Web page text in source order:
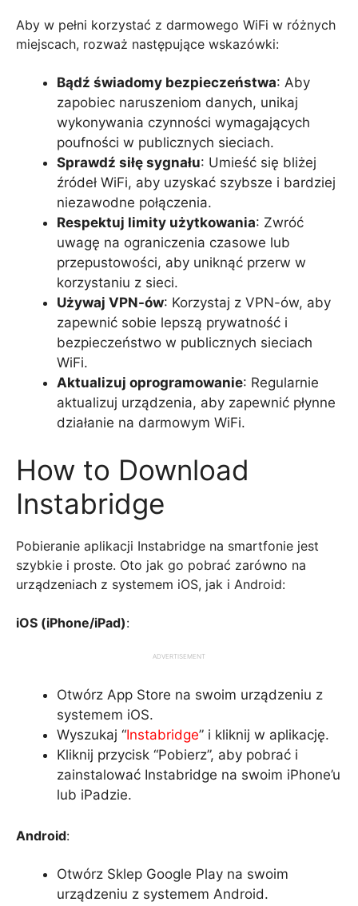
Aby w pełni korzystać z darmowego WiFi w różnych
miejscach, rozważ następujące wskazówki:
Bądź świadomy bezpieczeństwa: Aby
zapobiec naruszeniom danych, unikaj
wykonywania czynności wymagających
poufności w publicznych sieciach.
Sprawdź siłę sygnału: Umieść się bliżej
źródeł WiFi, aby uzyskać szybsze i bardziej
niezawodne połączenia.
Respektuj limity użytkowania: Zwróć
uwagę na ograniczenia czasowe lub
przepustowości, aby uniknąć przerw w
korzystaniu z sieci.
Używaj VPN-ów: Korzystaj z VPN-ów, aby
zapewnić sobie lepszą prywatność i
bezpieczeństwo w publicznych sieciach
WiFi.
Aktualizuj oprogramowanie: Regularnie
aktualizuj urządzenia, aby zapewnić płynne
działanie na darmowym WiFi.
How to Download
Instabridge
Pobieranie aplikacji Instabridge na smartfonie jest
szybkie i proste. Oto jak go pobrać zarówno na
urządzeniach z systemem iOS, jak i Android:
iOS (iPhone/iPad):
ADVERTISEMENT
Otwórz App Store na swoim urządzeniu z
systemem iOS.
Wyszukaj “Instabridge” i kliknij w aplikację.
Kliknij przycisk “Pobierz”, aby pobrać i
zainstalować Instabridge na swoim iPhone’u
lub iPadzie.
Android:
Otwórz Sklep Google Play na swoim
urządzeniu z systemem Android.